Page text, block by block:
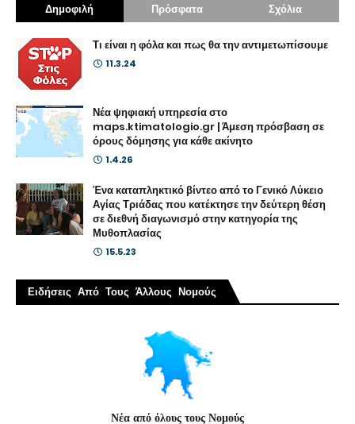
Δημοφιλή Πρόσφατα Σχόλια
Τι είναι η φόλα και πως θα την αντιμετωπίσουμε
11.3.24
Νέα ψηφιακή υπηρεσία στο
maps.ktimatologio.gr | Άμεση πρόσβαση σε
όρους δόμησης για κάθε ακίνητο
1.4.26
Ένα καταπληκτικό βίντεο από το Γενικό Λύκειο
Αγίας Τριάδας που κατέκτησε την δεύτερη θέση
σε διεθνή διαγωνισμό στην κατηγορία της
Μυθοπλασίας
15.5.23
Ειδήσεις Από Τους Άλλους Νομούς
Νέα από όλους τους Νομούς